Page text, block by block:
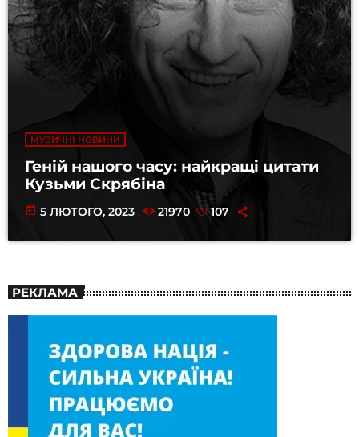
МУЗИЧНІ НОВИНИ
Геній нашого часу: найкращі цитати
Кузьми Скрябіна
today 5 ЛЮТОГО, 2023 21970 107
РЕКЛАМА